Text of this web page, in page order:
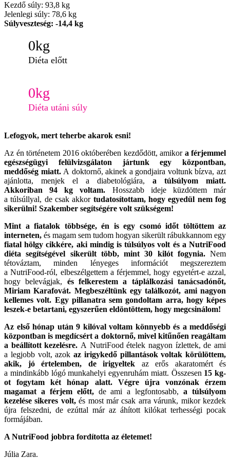
Kezdő súly: 93,8 kg
Jelenlegi súly: 78,6 kg
Súlyveszteség: -14,4 kg
0kg
Diéta előtt
0kg
Diéta utáni súly
Lefogyok, mert teherbe akarok esni!
Az én történetem 2016 októberében kezdődött, amikor a férjemmel
egészségügyi felülvizsgálaton jártunk egy központban,
meddőség miatt. A doktornő, akinek a gondjaira voltunk bízva, azt
ajánlotta, menjek el a diabetológiára, a túlsúlyom miatt.
Akkoriban 94 kg voltam. Hosszabb ideje küzdöttem már
a túlsúllyal, de csak akkor tudatosítottam, hogy egyedül nem fog
sikerülni! Szakember segítségére volt szükségem!
Mint a fiatalok többsége, én is egy csomó időt töltöttem az
interneten, és magam sem tudom hogyan sikerült rábukkannom egy
fiatal hölgy cikkére, aki mindig is túlsúlyos volt és a NutriFood
diéta segítségével sikerült több, mint 30 kilót fogynia. Nem
tétováztam, minden lényeges információt megszereztem
a NutriFood-ról, elbeszélgettem a férjemmel, hogy egyetért-e azzal,
hogy belevágjak, és felkerestem a táplálkozási tanácsadónőt,
Miriam Karafovát. Megbeszéltünk egy találkozót, ami nagyon
kellemes volt. Egy pillanatra sem gondoltam arra, hogy képes
leszek-e betartani, egyszerűen eldöntöttem, hogy megcsinálom!
Az első hónap után 9 kilóval voltam könnyebb és a meddőségi
központban is megdícsért a doktornő, mivel kitűnően reagáltam
a beállított kezelésre. A NutriFood ételek nagyon ízlettek, de ami
a legjobb volt, azok az irigykedő pillantások voltak körülöttem,
akik, jó értelemben, de irigyeltek az erős akaratomért és
a mindinkább lógó munkahelyi egyenruhám miatt. Összesen 15 kg-
ot fogytam két hónap alatt. Végre újra vonzónak érzem
magamat a férjem előtt, de ami a legfontosabb,a túlsúlyom
kezelése sikeres volt,és most már csak arra várunk, mikor kezdek
újra felszedni, de ezúttal már az áhított kilókat terhességi pocak
formájában.
A NutriFood jobbra fordította az életemet!
Júlia Zara.